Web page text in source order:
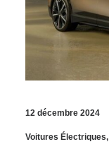
12 décembre 2024
Voitures Électriques,